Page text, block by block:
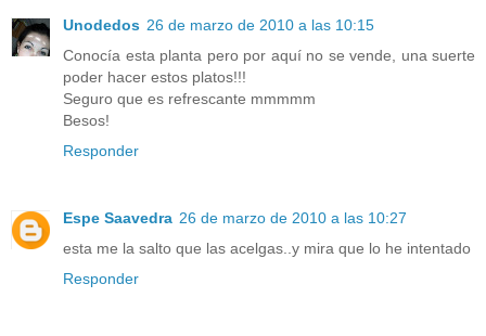
Unodedos 26 de marzo de 2010 a las 10:15
Conocía esta planta pero por aquí no se vende, una suerte
poder hacer estos platos!!!
Seguro que es refrescante mmmmm
Besos!
Responder
Espe Saavedra 26 de marzo de 2010 a las 10:27
esta me la salto que las acelgas..y mira que lo he intentado
Responder